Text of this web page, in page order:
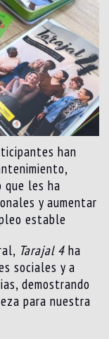
han
que les ha
y aumentar
estable
Tarajal 4 ha
sociales y a
demostrando
para nuestra